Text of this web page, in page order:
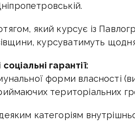
який курсує із
курсуватимуть
гарантії:
форми власності
територіальних
категоріям